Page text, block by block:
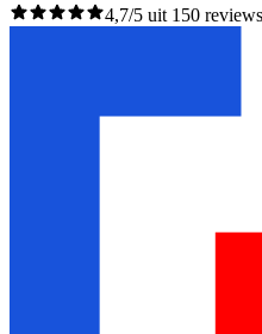
4,7/5 uit 150 reviews